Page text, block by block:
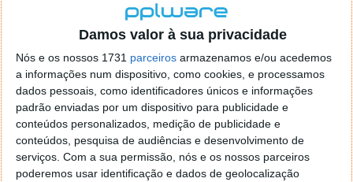
Damos valor à sua privacidade
Nós e os nossos 1731 parceiros armazenamos e/ou acedemos
a informações num dispositivo, como cookies, e processamos
dados pessoais, como identificadores únicos e informações
padrão enviadas por um dispositivo para publicidade e
conteúdos personalizados, medição de publicidade e
conteúdos, pesquisa de audiências e desenvolvimento de
serviços. Com a sua permissão, nós e os nossos parceiros
poderemos usar identificação e dados de geolocalização